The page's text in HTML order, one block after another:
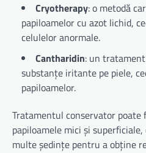
Cryotherapy: o metodă
papiloamelor cu azot lichid,
celulelor anormale.
Cantharidin: un
substanțe iritante pe piele,
papiloamelor.
Tratamentul conservator
papiloamele mici și
multe ședințe pentru a obține